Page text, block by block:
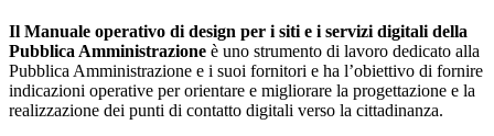
Il Manuale operativo di design per i siti e i servizi digitali della
Pubblica Amministrazione è uno strumento di lavoro dedicato alla
Pubblica Amministrazione e i suoi fornitori e ha l’obiettivo di fornire
indicazioni operative per orientare e migliorare la progettazione e la
realizzazione dei punti di contatto digitali verso la cittadinanza.